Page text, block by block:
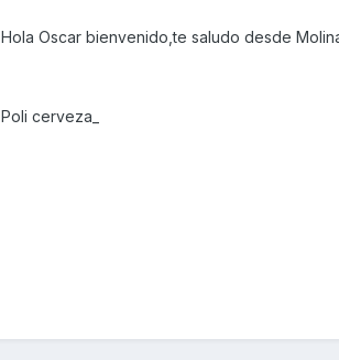
Hola Oscar bienvenido,te saludo desde
Poli cerveza_